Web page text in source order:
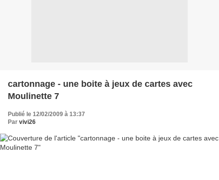
cartonnage - une boite à jeux de cartes avec
Moulinette 7
Publié le 12/02/2009 à 13:37
Par vivi26